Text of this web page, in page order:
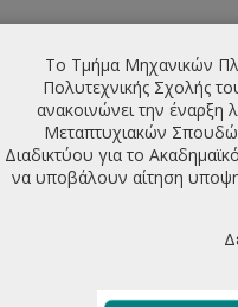
(ΠΜΣ) του Τμήματος
Πανεπιστημίου της
η συνέχιση
Τροποποίησης (τ.Β 1007/
το ακαδημαϊκό έτος
7, στο Εθνικό
Σπουδών στις
επιτυχή εξέταση στα
του στο σύνολο των
στο πρόγραμμα και
σπουδών του
Το Τμήμα Μηχανικών
Πολυτεχνικής Σχολής
ανακοινώνει την έναρξη
Μεταπτυχιακών
Διαδικτύου για το
να υποβάλουν αίτηση